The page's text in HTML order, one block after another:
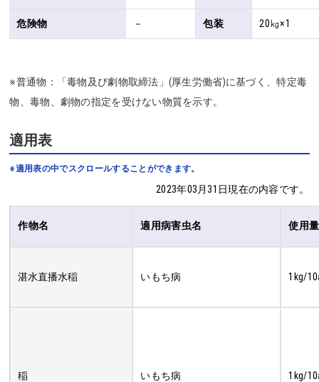
危険物 － 包装 20㎏×1
※普通物：「毒物及び劇物取締法」(厚生労働省)に基づく、特定毒
物、毒物、劇物の指定を受けない物質を示す。
適用表
※適用表の中でスクロールすることができます。
2023年03月31日現在の内容です。
作物名 適用病害虫名 使用量
湛水直播水稲 いもち病 1kg/
稲 いもち病 1kg/